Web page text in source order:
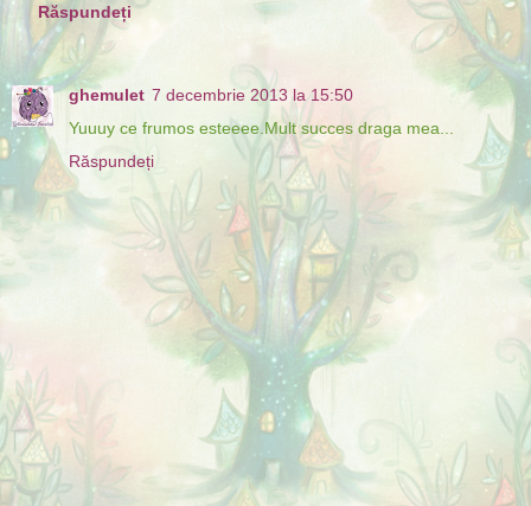
Răspundeți
ghemulet 7 decembrie 2013 la 15:50
Yuuuy ce frumos esteeee.Mult succes draga mea...
Răspundeți